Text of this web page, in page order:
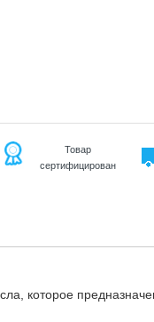
Товар
сертифицирован
которое